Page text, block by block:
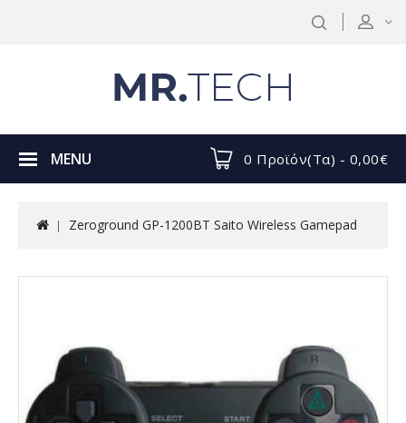
0 Προϊόν(τα) - 0,00€
MENU
Zeroground GP-1200BT Saito Wireless Gamepad